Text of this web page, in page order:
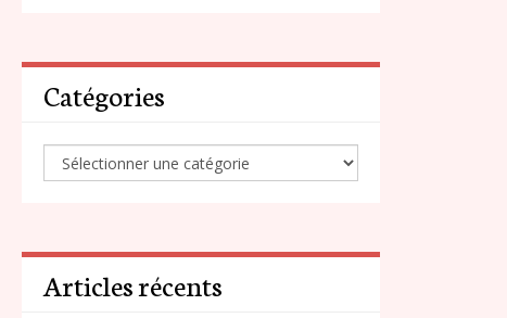
Catégories
Articles récents